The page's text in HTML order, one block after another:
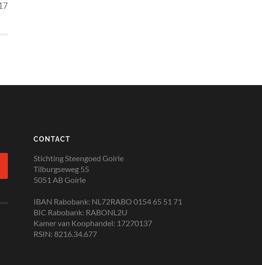
CONTACT
Stichting Steengoed Goirle
Tilburgseweg 55
5051 AB Goirle
IBAN Rabobank: NL72RABO 0154 65 51 71
BIC Rabobank: RABONL2U
Kamer van Koophandel: 17270137
RSIN: 8216.34.677